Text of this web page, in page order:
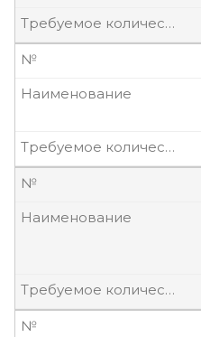
Требуемое количество, шт
№
Наименование
Требуемое количество, шт
№
Наименование
Требуемое количество, шт
№